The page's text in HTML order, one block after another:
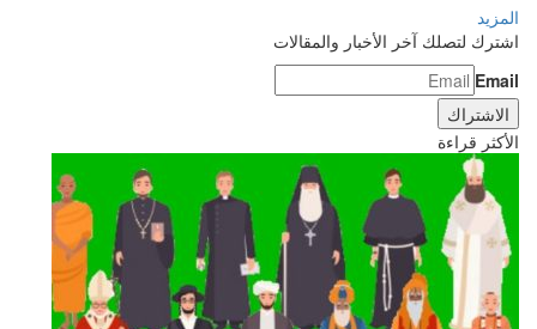
المزيد
اشترك لتصلك آخر الأخبار والمقالات
Email
الأكثر قراءة